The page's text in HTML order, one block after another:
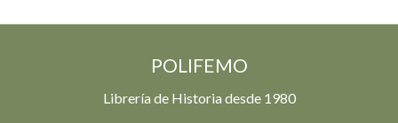
POLIFEMO
Librería de Historia desde 1980